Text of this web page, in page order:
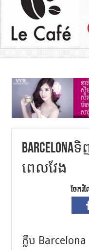
Barcelona
ពេលវែង
ចែករំ
ក្លឹប